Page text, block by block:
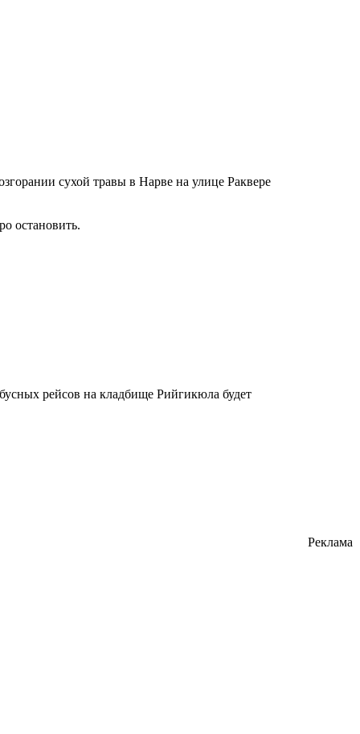
сухой травы в Нарве на улице Раквере
остановить.
рейсов на кладбище Рийгикюла будет
Реклама